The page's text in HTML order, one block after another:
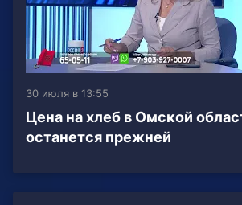
30 июля в 13:55
Цена на хлеб в Омской
останется прежней